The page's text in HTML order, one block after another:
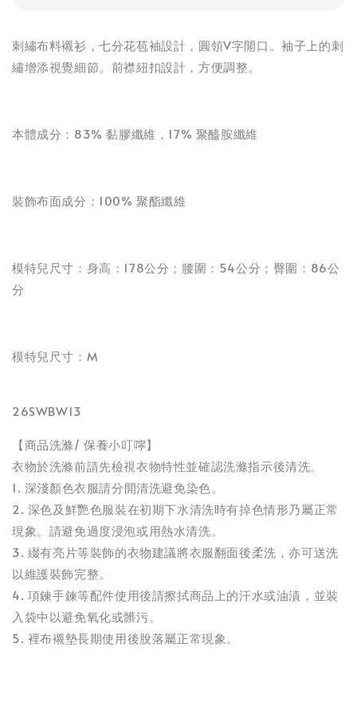
刺繡布料襯衫，七分花苞袖設計，圓領V字開口。袖子上的刺
繡增添視覺細節。前襟紐扣設計，方便調整。
本體成分：83% 黏膠纖維，17% 聚醯胺纖維
裝飾布面成分：100% 聚酯纖維
模特兒尺寸：身高：178公分；腰圍：54公分；臀圍：86公
分
模特兒尺寸：M
26SWBW13
【商品洗滌/ 保養小叮嚀】
衣物於洗滌前請先檢視衣物特性並確認洗滌指示後清洗。
1. 深淺顏色衣服請分開清洗避免染色。
2. 深色及鮮艷色服裝在初期下水清洗時有掉色情形乃屬正常
現象。請避免過度浸泡或用熱水清洗。
3. 綴有亮片等裝飾的衣物建議將衣服翻面後柔洗，亦可送洗
以維護裝飾完整。
4. 項鍊手鍊等配件使用後請擦拭商品上的汗水或油漬，並裝
入袋中以避免氧化或髒污。
5. 裡布襯墊長期使用後脫落屬正常現象。